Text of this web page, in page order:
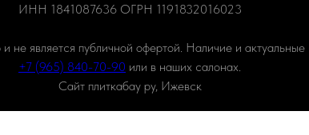
ИНН 1841087636 ОГРН 1191832016023
не является публичной офертой. Наличие и
+7 (965) 840-70-90 или в наших салонах.
Сайт плиткабау ру, Ижевск